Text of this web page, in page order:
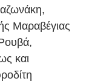
Μαραβέγιας
και